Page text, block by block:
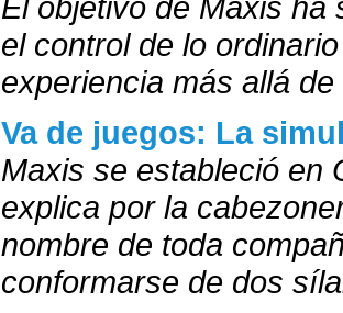
El objetivo de Maxis ha
el control de lo
experiencia más allá
Va de juegos: La
Maxis se estableció en
explica por la
nombre de toda
conformarse de dos